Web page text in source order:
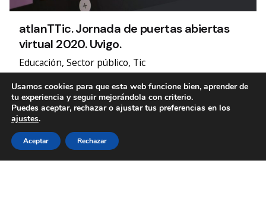
Etiquetas
atlanTTic. Jornada de puertas abiertas
virtual 2020. Uvigo.
Educación Sector público Tic
1
Usamos cookies para que esta web funcione bien, aprender de
tu experiencia y seguir mejorándola con criterio.
Puedes aceptar, rechazar o ajustar tus preferencias en los
ajustes.
Aceptar Rechazar